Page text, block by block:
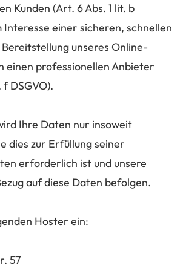
Kunden (Art. 6 Abs. 1 lit. b
Interesse einer sicheren, schnellen
unseres Online-
einen professionellen Anbieter
f DSGVO).
Ihre Daten nur insoweit
dies zur Erfüllung seiner
erforderlich ist und unsere
auf diese Daten befolgen.
Hoster ein:
57